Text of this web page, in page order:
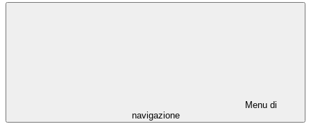
Menu di
navigazione